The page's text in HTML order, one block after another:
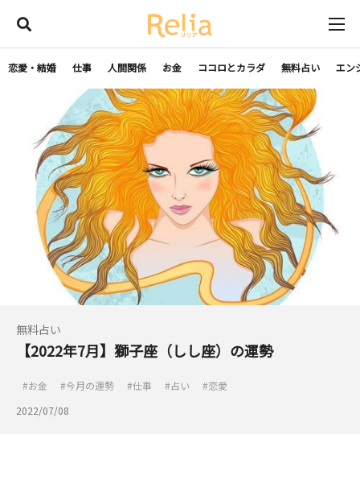
恋愛・結婚 仕事 人間関係 お金 ココロとカラダ 無料占い エン
無料占い
【2022年7月】獅子座（しし座）の運勢
お金 今月の運勢 仕事 占い
恋愛
2022/07/08